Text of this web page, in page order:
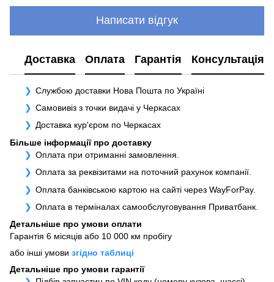
Написати відгук
Доставка Оплата Гарантія Консультація
Службою доставки Нова Пошта по Україні
Самовивіз з точки видачі у Черкасах
Доставка кур'єром по Черкасах
Більше інформації про доставку
Оплата при отриманні замовлення.
Оплата за реквізитами на поточний рахунок компанії.
Оплата банківською картою на сайті через WayForPay.
Оплата в терміналах самообслуговування Приватбанк.
Детальніше про умови оплати
Гарантія 6 місяців або 10 000 км пробігу
або інші умови згідно таблиці
Детальніше про умови гарантії